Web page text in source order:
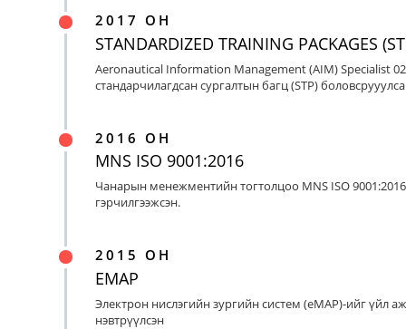
2017 ОН
STANDARDIZED TRAINING PACKAGES
Aeronautical Information Management (AIM) Specialist
стандарчилагдсан сургалтын багц (STP)
2016 ОН
MNS ISO 9001:2016
Чанарын менежментийн тогтолцоо MNS ISO
гэрчилгээжсэн.
2015 ОН
EMAP
Электрон нислэгийн зургийн систем (eMAP)-ийг үйл
нэвтрүүлсэн